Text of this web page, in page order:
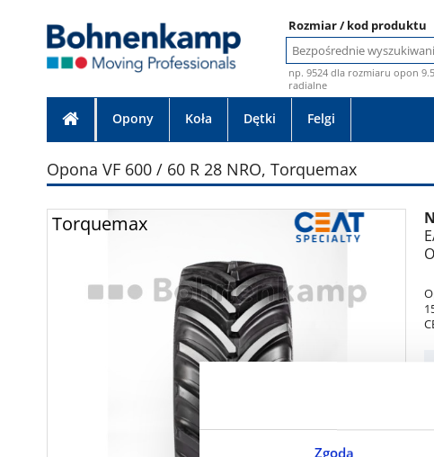
Zgoda
Rozmiar / kod produktu
np. 9524 dla rozmiaru opon
radialne
Opony Koła Dętki Felgi
Opona VF 600 / 60 R 28 NRO, Torquemax
Torquemax Zdjęcie bez gwarancji